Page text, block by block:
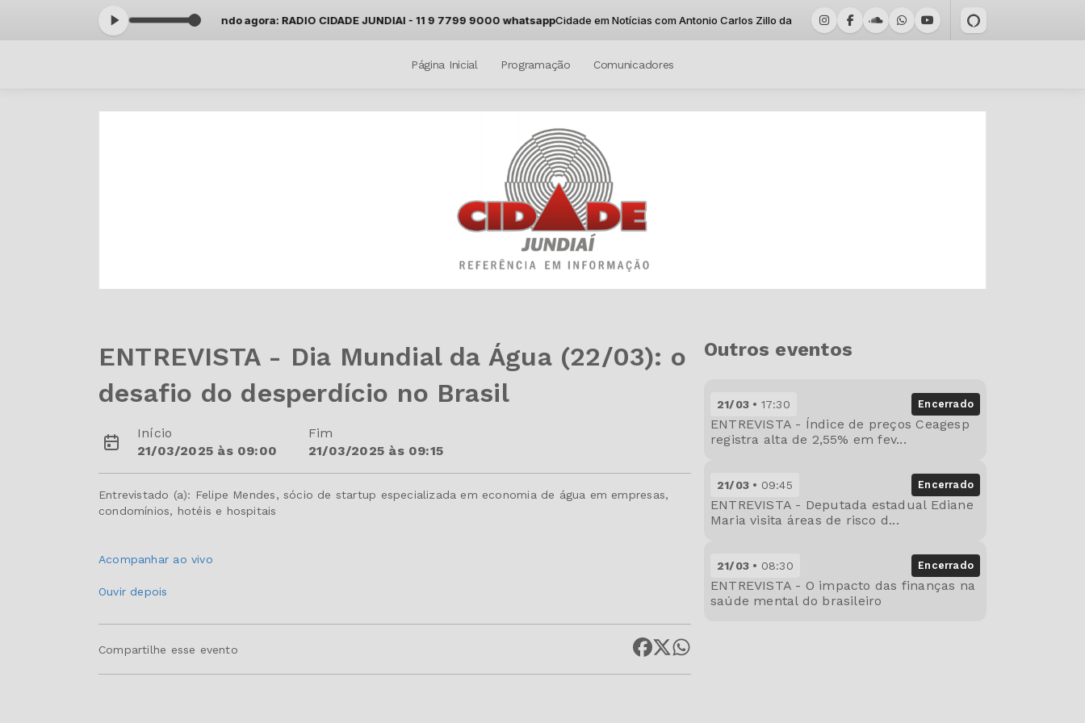
Carlos Zillo das 12:30 às 12:59 -Tocando agora: RADIO CIDADE JUNDIAI - 11 9 7799 9000 whatsappCidade em Notícias com Antonio Carlos Zillo das 12:30 às 12:59 - Tocando agora: RADIO CIDADE
Página Inicial Programação Comunicadores
ENTREVISTA - Dia Mundial da Água (22/03): o
desafio do desperdício no Brasil
Início
21/03/2025 às 09:00
Fim
21/03/2025 às 09:15
Entrevistado (a): Felipe Mendes, sócio de startup especializada em economia de água em empresas,
condomínios, hotéis e hospitais
Acompanhar ao vivo
Ouvir depois
Outros eventos
21/03 17:30 Encerrado
ENTREVISTA - Índice de preços Ceagesp
registra alta de 2,55% em fev...
21/03 09:45 Encerrado
ENTREVISTA - Deputada estadual Ediane
Maria visita áreas de risco d...
21/03 08:30 Encerrado
ENTREVISTA - O impacto das finanças na
saúde mental do brasileiro
Compartilhe esse evento